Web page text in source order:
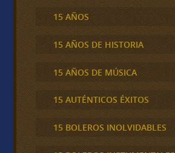
15 AÑOS
15 AÑOS DE HISTORIA
15 AÑOS DE MÚSICA
15 AUTÉNTICOS ÉXITOS
15 BOLEROS INOLVIDABLES